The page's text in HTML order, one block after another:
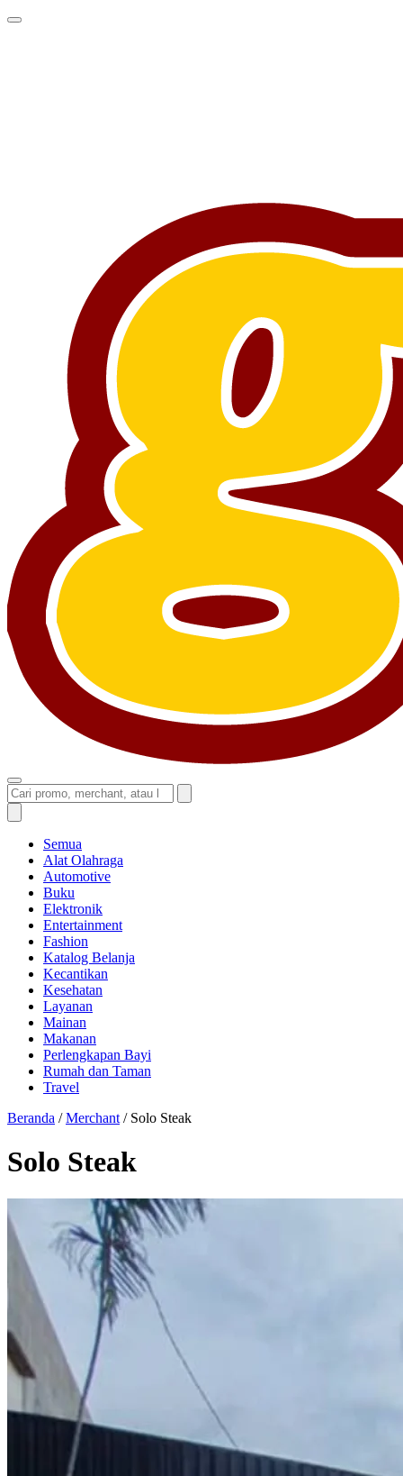
Semua
Alat Olahraga
Automotive
Buku
Elektronik
Entertainment
Fashion
Katalog Belanja
Kecantikan
Kesehatan
Layanan
Mainan
Makanan
Perlengkapan Bayi
Rumah dan Taman
Travel
Beranda / Merchant / Solo Steak
Solo Steak